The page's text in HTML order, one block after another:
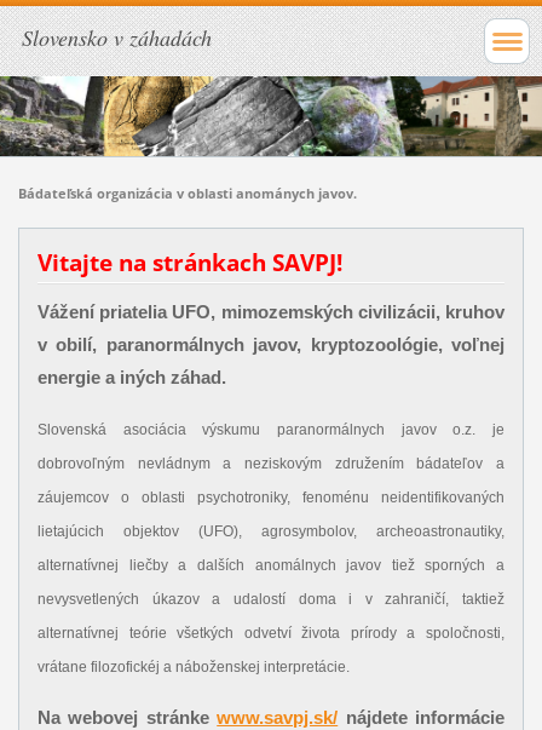
Slovensko v záhadách
Bádateľská organizácia v oblasti anománych javov.
Vitajte na stránkach SAVPJ!
Vážení priatelia UFO, mimozemských civilizácii, kruhov
v obilí, paranormálnych javov, kryptozoológie, voľnej
energie a iných záhad.
Slovenská asociácia výskumu paranormálnych javov o.z.
je
dobrovoľným nevládnym a neziskovým združením bádateľov a
záujemcov o oblasti psychotroniky, fenoménu neidentifikovaných
lietajúcich objektov (UFO), agrosymbolov, archeoastronautiky,
alternatívnej liečby a dalších anomálnych javov tiež sporných a
nevysvetlených úkazov a udalostí doma i v zahraničí, taktiež
alternatívnej teórie všetkých odvetví života prírody a spoločnosti,
vrátane filozofickéj a náboženskej interpretácie.
Na webovej stránkewww.savpj.sk/ nájdete informácie